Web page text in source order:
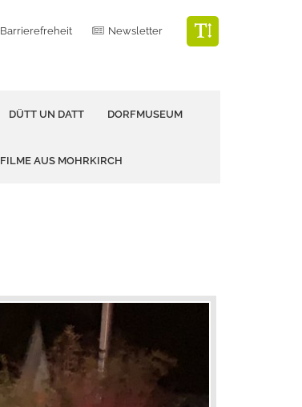
Barrierefreheit Newsletter
DÜTT UN DATT DORFMUSEUM
FILME AUS MOHRKIRCH